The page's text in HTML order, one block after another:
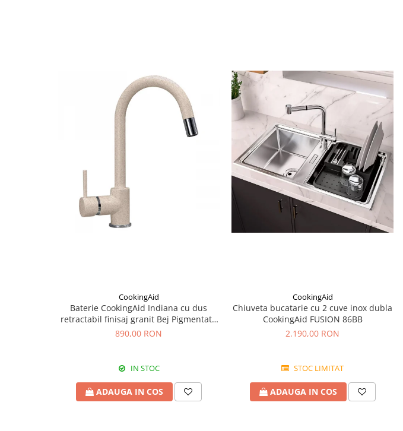
CookingAid
Baterie CookingAid Indiana cu dus
retractabil finisaj granit Bej Pigmentat /
Avena
890,00 RON
IN STOC
ADAUGA IN COS
CookingAid
Chiuveta bucatarie cu 2 cuve inox dubla
CookingAid FUSION 86BB
2.190,00 RON
STOC LIMITAT
ADAUGA IN COS